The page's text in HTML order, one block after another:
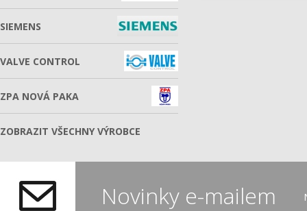
SIEMENS
VALVE CONTROL
ZPA NOVÁ PAKA
ZOBRAZIT VŠECHNY VÝROBCE
Novinky e-mailem